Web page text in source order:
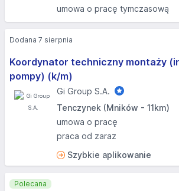
umowa o pracę tymczasową
Koordynator techniczny montaży
pompy) (k/m)
Gi Group S.A.
Tenczynek (Mników - 11km)
umowa o pracę
praca od zaraz
Szybkie aplikowanie
Dodana 7 sierpnia
Polecana